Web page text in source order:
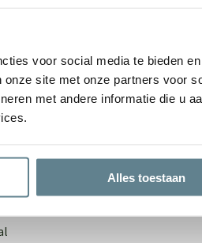
voor social media te bieden
site met onze partners voor
met andere informatie die u
Alles toestaan